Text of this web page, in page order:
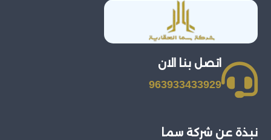
اتصل بنا الان
963933433929
نبذة عن شركة سما